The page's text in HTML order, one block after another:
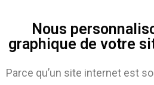
Nous
graphique de votre
Parce qu’un site internet est